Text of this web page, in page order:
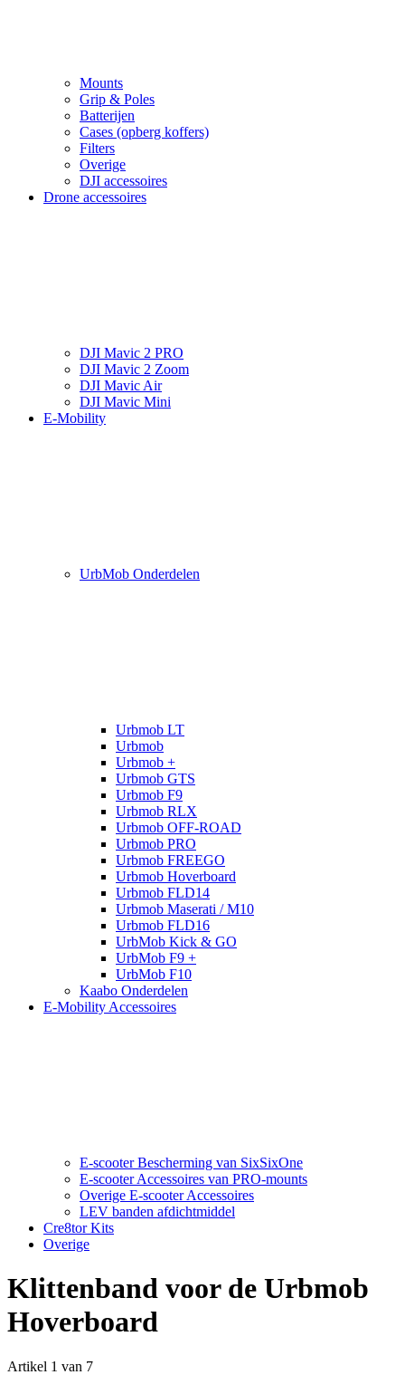
Mounts
Grip & Poles
Batterijen
Cases (opberg koffers)
Filters
Overige
DJI accessoires
Drone accessoires
DJI Mavic 2 PRO
DJI Mavic 2 Zoom
DJI Mavic Air
DJI Mavic Mini
E-Mobility
UrbMob Onderdelen
Urbmob LT
Urbmob
Urbmob +
Urbmob GTS
Urbmob F9
Urbmob RLX
Urbmob OFF-ROAD
Urbmob PRO
Urbmob FREEGO
Urbmob Hoverboard
Urbmob FLD14
Urbmob Maserati / M10
Urbmob FLD16
UrbMob Kick & GO
UrbMob F9 +
UrbMob F10
Kaabo Onderdelen
E-Mobility Accessoires
E-scooter Bescherming van SixSixOne
E-scooter Accessoires van PRO-mounts
Overige E-scooter Accessoires
LEV banden afdichtmiddel
Cre8tor Kits
Overige
Klittenband voor de Urbmob
Hoverboard
Artikel 1 van 7